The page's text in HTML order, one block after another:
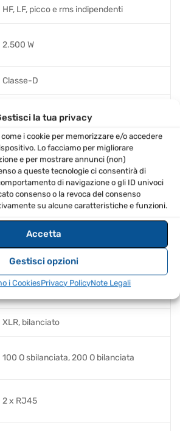
la tua privacy
i cookie per memorizzare e/o accedere
Lo facciamo per migliorare
e per mostrare annunci (non)
a queste tecnologie ci consentirà di
di navigazione o gli ID univoci
consenso o la revoca del consenso
su alcune caratteristiche e funzioni.
Accetta
Gestisci opzioni
i CookiesPrivacy PolicyNote Legali
HF, LF, picco e rms indipendenti
2.500 W
Classe-D
2 x combo jack / XLR
Linea +4 dBu, mic -22 dBu, commutabile
20 kO sbilanciato, 40 kO equilibrato
+21 dBu
XLR, bilanciato
100 O sbilanciata, 200 O bilanciata
2 x RJ45